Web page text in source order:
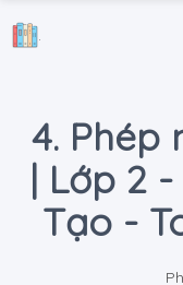
.
4. Phép
| Lớp 2
Tạo -